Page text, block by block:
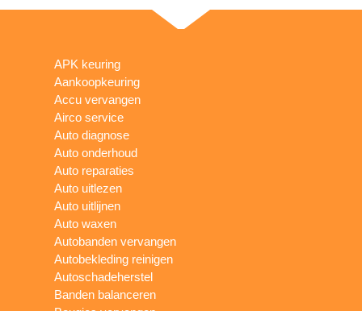
APK keuring
Aankoopkeuring
Accu vervangen
Airco service
Auto diagnose
Auto onderhoud
Auto reparaties
Auto uitlezen
Auto uitlijnen
Auto waxen
Autobanden vervangen
Autobekleding reinigen
Autoschadeherstel
Banden balanceren